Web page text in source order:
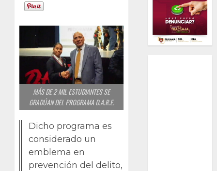
MÁS DE 2 MIL ESTUDIANTES SE
GRADÚAN DEL PROGRAMA D.A.R.E.
Dicho programa es
considerado un
emblema en
prevención del delito,